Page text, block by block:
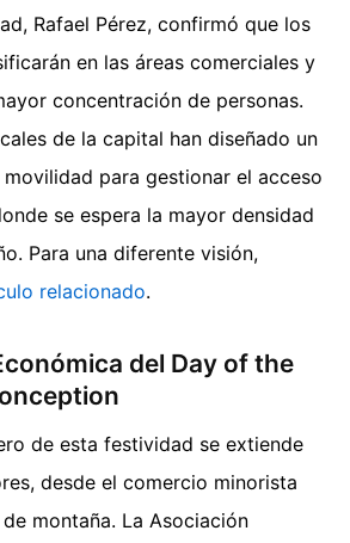
Rafael Pérez, confirmó que los
en las áreas comerciales y
concentración de personas.
de la capital han diseñado un
para gestionar el acceso
se espera la mayor densidad
Para una diferente visión,
relacionado.
del Day of the
de esta festividad se extiende
desde el comercio minorista
montaña. La Asociación